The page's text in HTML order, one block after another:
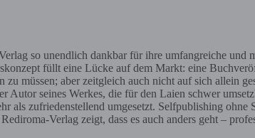
so unendlich dankbar für ihre umfangreiche
füllt eine Lücke auf dem Markt: eine
müssen; aber zeitgleich auch nicht auf sich allein
Autor seines Werkes, die für den Laien schwer
als zufriedenstellend umgesetzt. Selfpublishing
Verlag zeigt, dass es auch anders geht –